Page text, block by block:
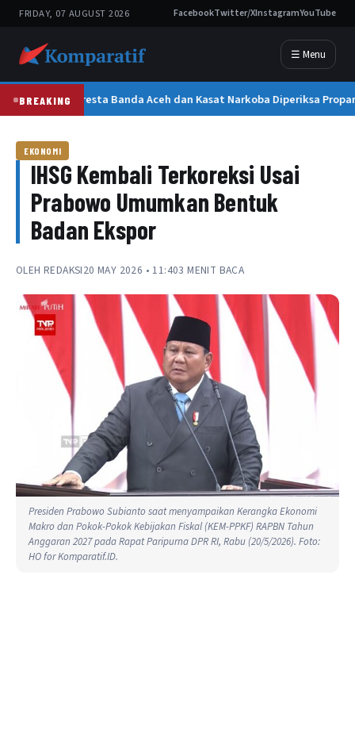
FRIDAY, 07 AUGUST 2026 FacebookTwitter/XInstagramYouTube
☰ Menu
BREAKINGKapolresta Banda Aceh dan Kasat Narkoba Diperiksa
EKONOMI
IHSG Kembali Terkoreksi Usai
Prabowo Umumkan Bentuk
Badan Ekspor
OLEH REDAKSI20 MAY 2026 • 11:403 MENIT BACA
Presiden Prabowo Subianto saat menyampaikan Kerangka Ekonomi
Makro dan Pokok-Pokok Kebijakan Fiskal (KEM-PPKF) RAPBN Tahun
Anggaran 2027 pada Rapat Paripurna DPR RI, Rabu (20/5/2026). Foto:
HO for Komparatif.ID.